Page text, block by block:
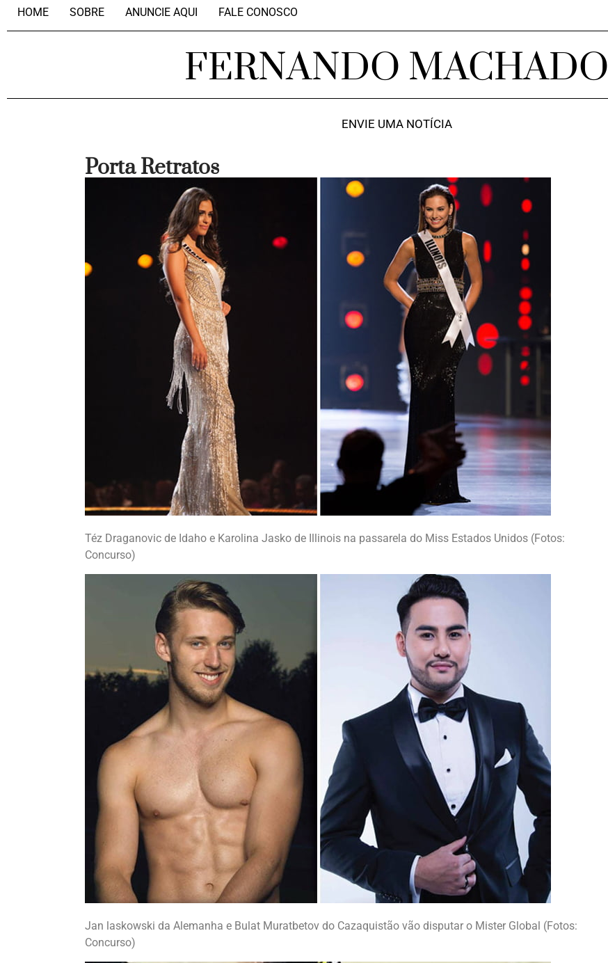
HOME SOBRE ANUNCIE AQUI FALE CONOSCO
FERNANDO MACHADO
ENVIE UMA NOTÍCIA
Porta Retratos
Téz Draganovic de Idaho e Karolina Jasko de Illinois na passarela do Miss Estados Unidos (Fotos:
Concurso)
Jan laskowski da Alemanha e Bulat Muratbetov do Cazaquistão vão disputar o Mister Global (Fotos:
Concurso)